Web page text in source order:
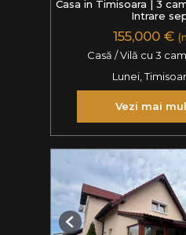
Casa in Timisoara | 3
Intrare
155,000 €
Casă / Vilă cu 3
Lunei,
Vezi mai
Previous